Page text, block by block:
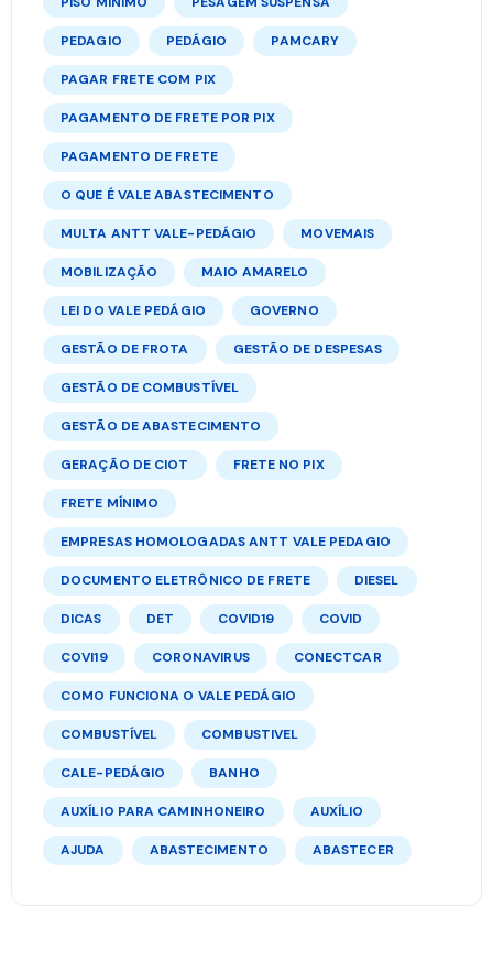
PEDAGIO PEDÁGIO PAMCARY
PAGAR FRETE COM PIX
PAGAMENTO DE FRETE POR PIX
PAGAMENTO DE FRETE
O QUE É VALE ABASTECIMENTO
MULTA ANTT VALE-PEDÁGIO MOVEMAIS
MOBILIZAÇÃO MAIO AMARELO
LEI DO VALE PEDÁGIO GOVERNO
GESTÃO DE FROTA GESTÃO DE DESPESAS
GESTÃO DE COMBUSTÍVEL
GESTÃO DE ABASTECIMENTO
GERAÇÃO DE CIOT FRETE NO PIX
FRETE MÍNIMO
EMPRESAS HOMOLOGADAS ANTT VALE PEDAGIO
DOCUMENTO ELETRÔNICO DE FRETE DIESEL
DICAS DET COVID19 COVID
COVI19 CORONAVIRUS CONECTCAR
COMO FUNCIONA O VALE PEDÁGIO
COMBUSTÍVEL COMBUSTIVEL
CALE-PEDÁGIO BANHO
AUXÍLIO PARA CAMINHONEIRO AUXÍLIO
AJUDA ABASTECIMENTO ABASTECER